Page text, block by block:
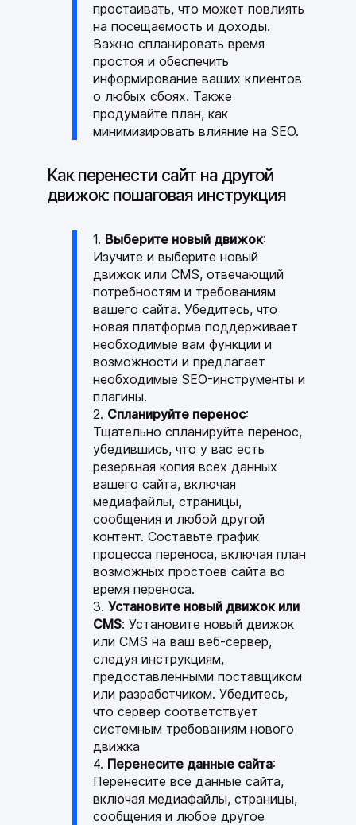
простаивать, что может повлиять
на посещаемость и доходы.
Важно спланировать время
простоя и обеспечить
информирование ваших клиентов
о любых сбоях. Также
продумайте план, как
минимизировать влияние на SEO.
Как перенести сайт на другой
движок: пошаговая инструкция
Выберите новый движок:
Изучите и выберите новый
движок или CMS, отвечающий
потребностям и требованиям
вашего сайта. Убедитесь, что
новая платформа поддерживает
необходимые вам функции и
возможности и предлагает
необходимые SEO-инструменты и
плагины.
Спланируйте перенос:
Тщательно спланируйте перенос,
убедившись, что у вас есть
резервная копия всех данных
вашего сайта, включая
медиафайлы, страницы,
сообщения и любой другой
контент. Составьте график
процесса переноса, включая план
возможных простоев сайта во
время переноса.
Установите новый движок или
CMS: Установите новый движок
или CMS на ваш веб-сервер,
следуя инструкциям,
предоставленными поставщиком
или разработчиком. Убедитесь,
что сервер соответствует
системным требованиям нового
движка
Перенесите данные сайта:
Перенесите все данные сайта,
включая медиафайлы, страницы,
сообщения и любое другое